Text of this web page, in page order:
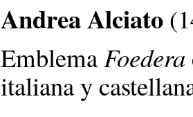
Andrea Alciato
EmblemaFoedera
italiana y